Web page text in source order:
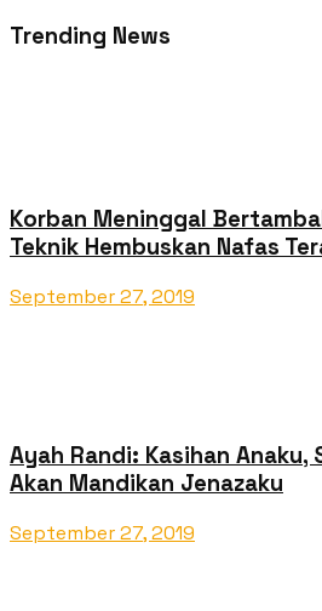
Trending News
Korban Meninggal
Teknik Hembuskan Nafas
September 27, 2019
Ayah Randi: Kasihan Anaku,
Akan Mandikan Jenazaku
September 27, 2019